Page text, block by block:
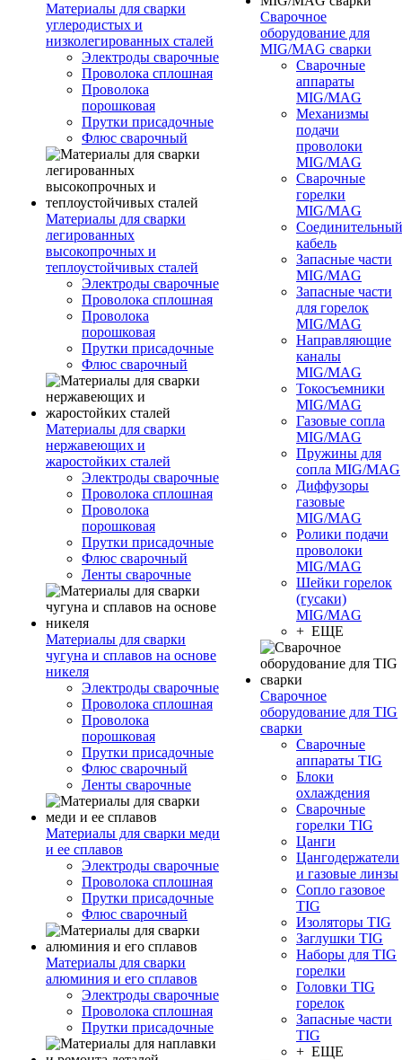
Материалы для сварки
углеродистых и
низколегированных сталей
Электроды сварочные
Проволока сплошная
Проволока
порошковая
Прутки присадочные
Флюс сварочный
Материалы для сварки
легированных
высокопрочных и
теплоустойчивых сталей
Электроды сварочные
Проволока сплошная
Проволока
порошковая
Прутки присадочные
Флюс сварочный
Материалы для сварки
нержавеющих и
жаростойких сталей
Электроды сварочные
Проволока сплошная
Проволока
порошковая
Прутки присадочные
Флюс сварочный
Ленты сварочные
Материалы для сварки
чугуна и сплавов на основе
никеля
Электроды сварочные
Проволока сплошная
Проволока
порошковая
Прутки присадочные
Флюс сварочный
Ленты сварочные
Материалы для сварки меди
и ее сплавов
Электроды сварочные
Проволока сплошная
Прутки присадочные
Флюс сварочный
Материалы для сварки
алюминия и его сплавов
Электроды сварочные
Проволока сплошная
Прутки присадочные
Сварочное
оборудование для
MIG/MAG сварки
Сварочные
аппараты
MIG/MAG
Механизмы
подачи
проволоки
MIG/MAG
Сварочные
горелки
MIG/MAG
Соединительный
кабель
Запасные части
MIG/MAG
Запасные части
для горелок
MIG/MAG
Направляющие
каналы
MIG/MAG
Токосъемники
MIG/MAG
Газовые сопла
MIG/MAG
Пружины для
сопла MIG/MAG
Диффузоры
газовые
MIG/MAG
Ролики подачи
проволоки
MIG/MAG
Шейки горелок
(гусаки)
MIG/MAG
+ ЕЩЕ
Сварочное
оборудование для TIG
сварки
Сварочные
аппараты TIG
Блоки
охлаждения
Сварочные
горелки TIG
Цанги
Цангодержатели
и газовые линзы
Сопло газовое
TIG
Изоляторы TIG
Заглушки TIG
Наборы для TIG
горелки
Головки TIG
горелок
Запасные части
TIG
+ ЕЩЕ